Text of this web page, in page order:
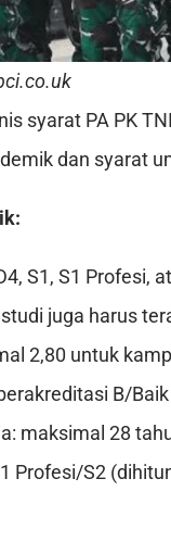
syarat PA PK
dan syarat
S1, S1 Profesi,
juga harus
2,80 untuk
B/
maksimal 28
Profesi/S2